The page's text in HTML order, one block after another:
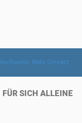
SICH ALLEINE